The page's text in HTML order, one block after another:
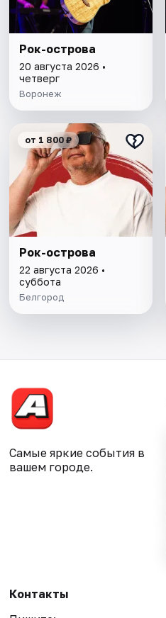
Рок-острова
20 августа 2026 •
четверг
Воронеж
от 1 800 ₽
Рок-острова
22 августа 2026 •
суббота
Белгород
Самые яркие события в
вашем городе.
Контакты